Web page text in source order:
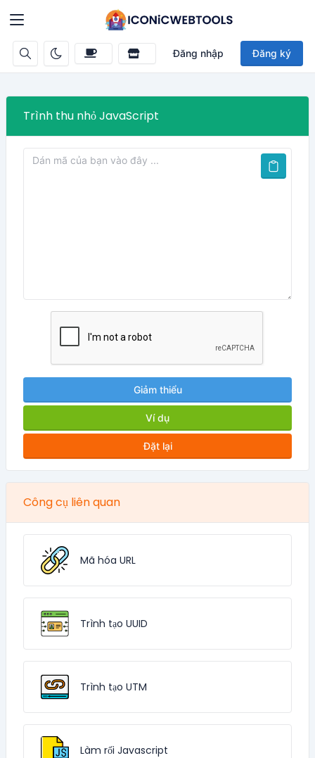
Đăng nhập Đăng ký
Trình thu nhỏ JavaScript
Giảm thiểu
Ví dụ
Đặt lại
Công cụ liên quan
Mã hóa URL
Trình tạo UUID
Trình tạo UTM
Làm rối Javascript